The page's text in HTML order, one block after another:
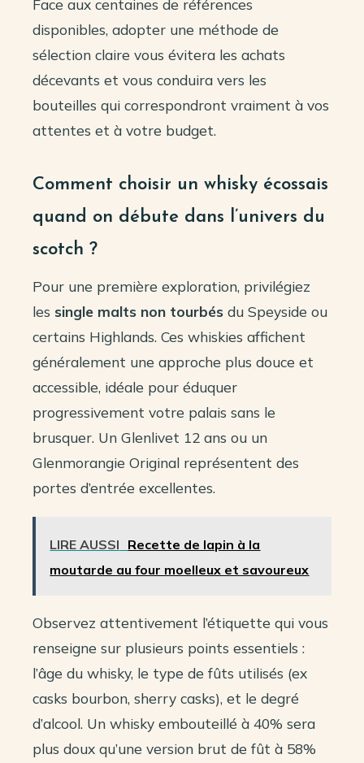
Face aux centaines de références
disponibles, adopter une méthode de
sélection claire vous évitera les achats
décevants et vous conduira vers les
bouteilles qui correspondront vraiment à vos
attentes et à votre budget.
Comment choisir un whisky écossais
quand on débute dans l’univers du
scotch ?
Pour une première exploration, privilégiez
les single malts non tourbés du Speyside ou
certains Highlands. Ces whiskies affichent
généralement une approche plus douce et
accessible, idéale pour éduquer
progressivement votre palais sans le
brusquer. Un Glenlivet 12 ans ou un
Glenmorangie Original représentent des
portes d’entrée excellentes.
LIRE AUSSI Recette de lapin à la
moutarde au four moelleux et savoureux
Observez attentivement l’étiquette qui vous
renseigne sur plusieurs points essentiels :
l’âge du whisky, le type de fûts utilisés (ex
casks bourbon, sherry casks), et le degré
d’alcool. Un whisky embouteillé à 40% sera
plus doux qu’une version brut de fût à 58%